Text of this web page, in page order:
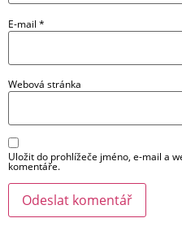
E-mail *
Webová stránka
Uložit do prohlížeče jméno, e-mail a
komentáře.